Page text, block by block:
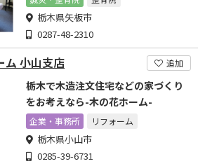
栃木県矢板市
0287-48-2310
ム 小山支店 追加
栃木で木造注文住宅などの家づくり
をお考えなら-木の花ホーム-
企業・事務所 リフォーム
栃木県小山市
0285-39-6731